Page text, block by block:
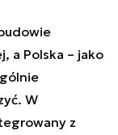
a Polska – jako
W
z